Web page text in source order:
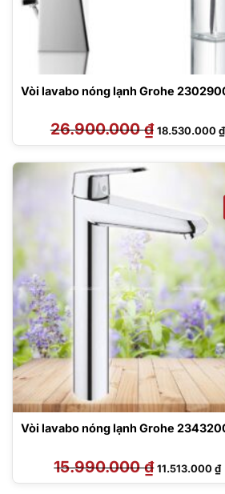
Vòi lavabo nóng lạnh Grohe
26.900.000₫ Giá
gốc
là:
18.530.000₫
Vòi lavabo nóng lạnh Grohe
15.990.000₫ Giá
gốc
là:
11.513.000₫